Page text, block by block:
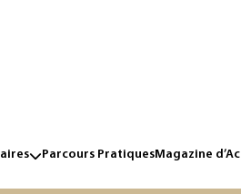
Parcours PratiquesMagazine